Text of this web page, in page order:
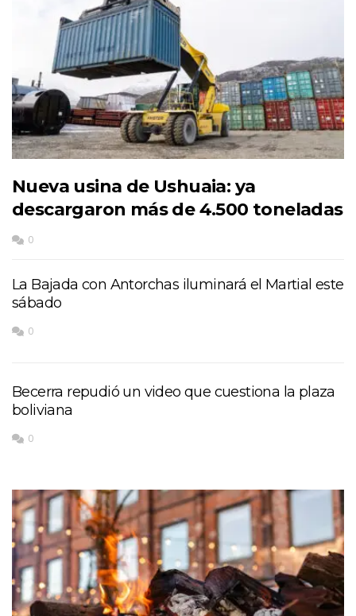
Nueva usina de Ushuaia: ya
descargaron más de 4.500 toneladas
0
La Bajada con Antorchas iluminará el Martial este
sábado
0
Becerra repudió un video que cuestiona la plaza
boliviana
0